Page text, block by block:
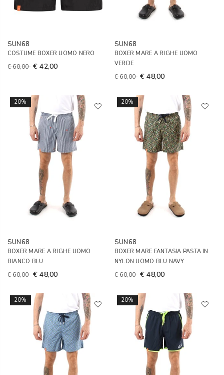
SUN68
COSTUME BOXER UOMO NERO
€ 60,00 € 42,00
SUN68
BOXER MARE A RIGHE UOMO
VERDE
€ 60,00 € 48,00
20%
SUN68
BOXER MARE A RIGHE UOMO
BIANCO BLU
€ 60,00 € 48,00
20%
SUN68
BOXER MARE FANTASIA PASTA IN
NYLON UOMO BLU NAVY
€ 60,00 € 48,00
20% 20%